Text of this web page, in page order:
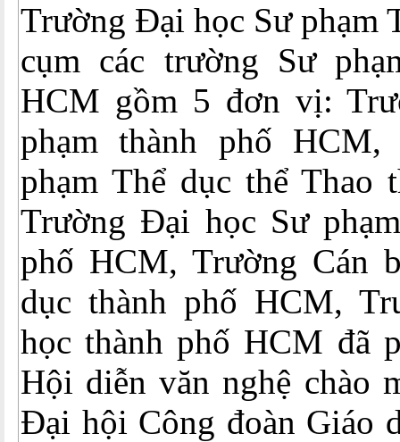
Trường Đại học Sư phạm
cụm các trường Sư
HCM gồm 5 đơn vị:
phạm thành phố
phạm Thể dục thể Thao
Trường Đại học Sư
phố HCM, Trường Cán
dục thành phố HCM,
học thành phố HCM đã
Hội diễn văn nghệ chào
Đại hội Công đoàn Giáo